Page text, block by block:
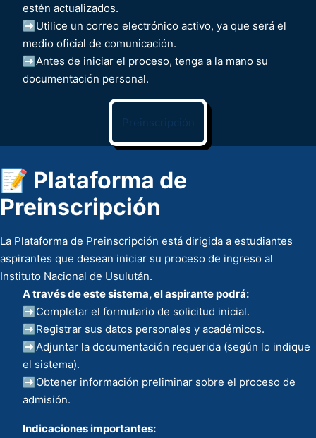
estén actualizados.
➡️Utilice un correo electrónico activo, ya que será el
medio oficial de comunicación.
➡️Antes de iniciar el proceso, tenga a la mano su
documentación personal.
Preinscripción
📝 Plataforma de
Preinscripción
La Plataforma de Preinscripción está dirigida a estudiantes
aspirantes que desean iniciar su proceso de ingreso al
Instituto Nacional de Usulután.
A través de este sistema, el aspirante podrá:
➡️Completar el formulario de solicitud inicial.
➡️Registrar sus datos personales y académicos.
➡️Adjuntar la documentación requerida (según lo indique
el sistema).
➡️Obtener información preliminar sobre el proceso de
admisión.
Indicaciones importantes: